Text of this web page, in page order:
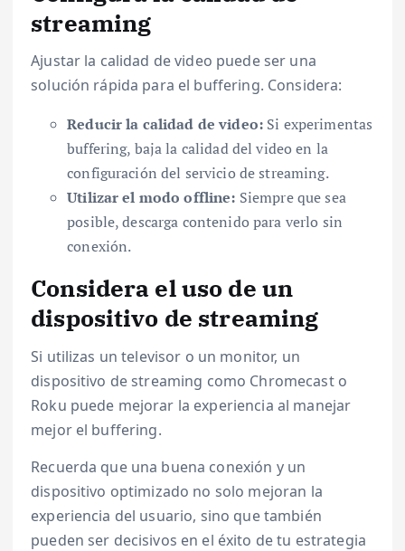
streaming
Ajustar la calidad de video puede ser una
solución rápida para el buffering. Considera:
Reducir la calidad de video: Si experimentas
buffering, baja la calidad del video en la
configuración del servicio de streaming.
Utilizar el modo offline: Siempre que sea
posible, descarga contenido para verlo sin
conexión.
Considera el uso de un
dispositivo de streaming
Si utilizas un televisor o un monitor, un
dispositivo de streaming como Chromecast o
Roku puede mejorar la experiencia al manejar
mejor el buffering.
Recuerda que una buena conexión y un
dispositivo optimizado no solo mejoran la
experiencia del usuario, sino que también
pueden ser decisivos en el éxito de tu estrategia